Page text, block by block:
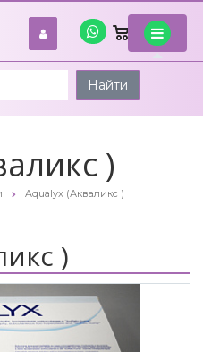
войти
Найти
)
Aqualyx (Акваликс )
)